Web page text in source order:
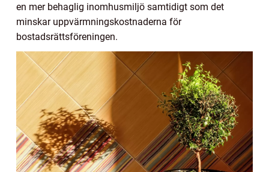
en mer behaglig inomhusmiljö samtidigt som det
minskar uppvärmningskostnaderna för
bostadsrättsföreningen.